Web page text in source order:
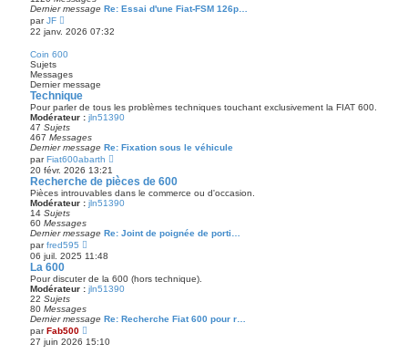
s
a
g
e
e
r
i
s
s
g
e
Dernier message Re: Essai d'une Fiat-FSM 126p…
parJF
o
l
d
e
r
n
i
e
r
m
e
s
s
a
g
e
22 janv. 2026 07:32
Coin 600
Sujets
Messages
Dernier message
Technique
Pour parler de tous les problèmes techniques touchant exclusivement la FIAT 600.
Modérateur : jln51390
47 Sujets
467 Messages
Dernier message Re: Fixation sous le véhicule
parFiat600abarth
i
r
e
r
r
m
s
20 févr. 2026 13:21
Recherche de pièces de 600
Pièces introuvables dans le commerce ou d'occasion.
Modérateur : jln51390
14 Sujets
60 Messages
Dernier message Re: Joint de poignée de porti…
parfred595
o
i
e
r
i
06 juil. 2025 11:48
La 600
Pour discuter de la 600 (hors technique).
Modérateur : jln51390
22 Sujets
80 Messages
Dernier message Re: Recherche Fiat 600 pour r…
parFab500
o
i
27 juin 2026 15:10